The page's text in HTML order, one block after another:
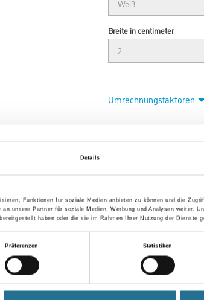
Details
Funktionen für soziale Medien anbieten zu können und die
unsere Partner für soziale Medien, Werbung und Analysen weiter.
haben oder die sie im Rahmen Ihrer Nutzung der Dienste
Präferenzen Statistiken
Breite in centimeter
Umrechnungsfaktoren
VIELLEICHT GEFÄLLT IHNEN AUCH...